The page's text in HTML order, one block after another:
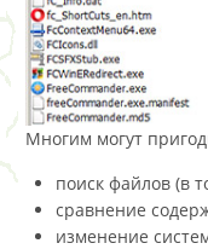
Многим могут
поиск файлов (в
сравнение
изменение